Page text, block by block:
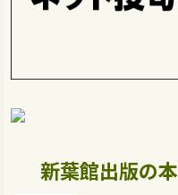
新葉館出版の本